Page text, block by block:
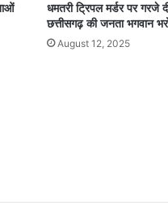
धमतरी ट्रिपल मर्डर पर गरजे
छत्तीसगढ़ की जनता भगवान
August 12, 2025